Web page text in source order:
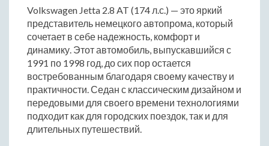
Volkswagen Jetta 2.8 AT (174 л.с.) — это яркий
представитель немецкого автопрома, который
сочетает в себе надежность, комфорт и
динамику. Этот автомобиль, выпускавшийся с
1991 по 1998 год, до сих пор остается
востребованным благодаря своему качеству и
практичности. Седан с классическим дизайном и
передовыми для своего времени технологиями
подходит как для городских поездок, так и для
длительных путешествий.